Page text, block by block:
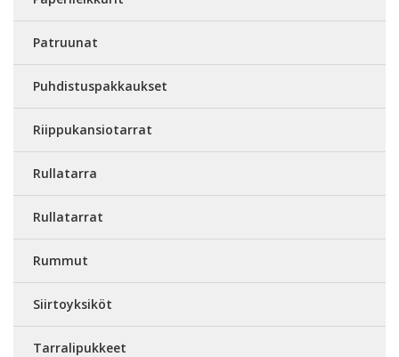
Patruunat
Puhdistuspakkaukset
Riippukansiotarrat
Rullatarra
Rullatarrat
Rummut
Siirtoyksiköt
Tarralipukkeet